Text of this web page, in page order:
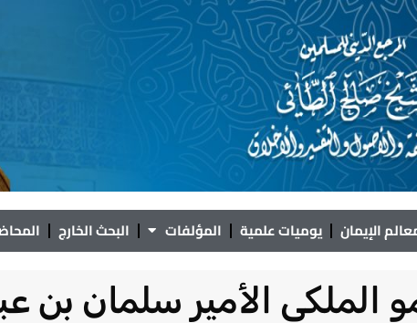
الإيمان يوميات علمية المؤلفات البحث الخارج
الأمير سلمان بن